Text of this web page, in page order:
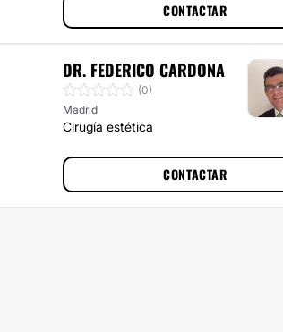
CONTACTAR
DR. FEDERICO CARDONA
(0)
Madrid
Cirugía estética
CONTACTAR